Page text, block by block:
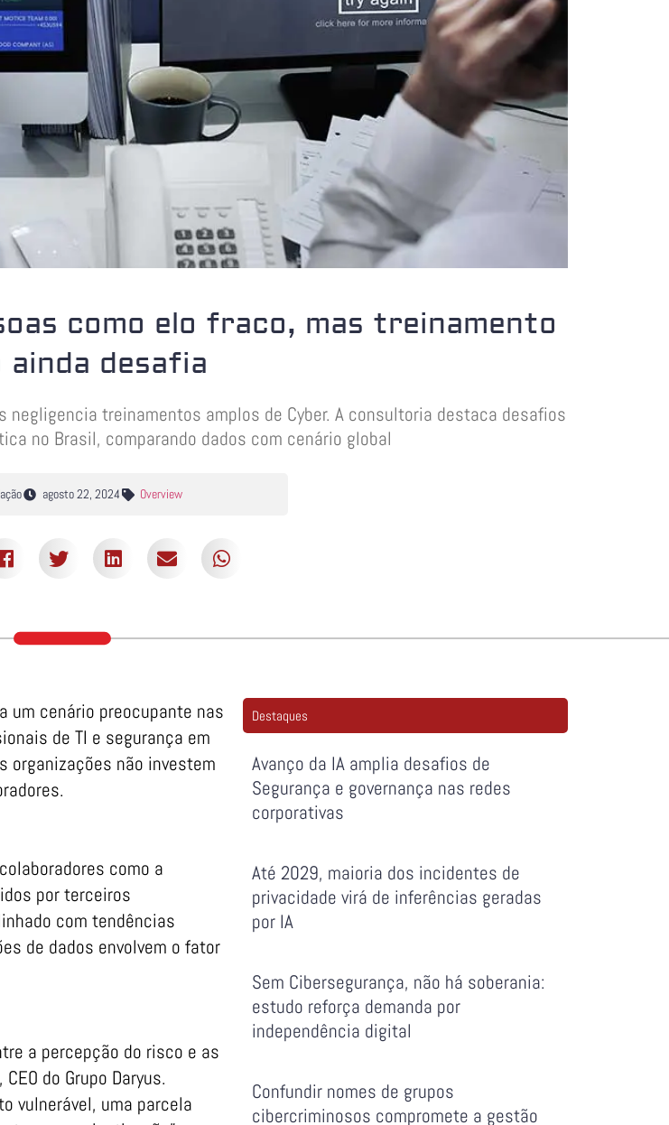
como elo fraco, mas treinamento
ainda desafia
negligencia treinamentos amplos de Cyber. A consultoria destaca desafios
no Brasil, comparando dados com cenário global
agosto 22, 2024 Overview
um cenário preocupante nas
de TI e segurança em
organizações não investem
como a
por terceiros
com tendências
de dados envolvem o fator
a percepção do risco e as
do Grupo Daryus.
vulnerável, uma parcela
Destaques
Avanço da IA amplia desafios de
Segurança e governança nas redes
corporativas
Até 2029, maioria dos incidentes de
privacidade virá de inferências geradas
por IA
Sem Cibersegurança, não há soberania:
estudo reforça demanda por
independência digital
Confundir nomes de grupos
cibercriminosos compromete a gestão